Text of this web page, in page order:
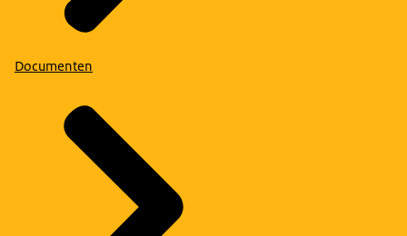
Documenten